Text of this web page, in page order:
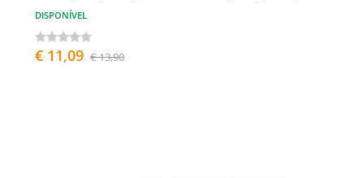
DISPONÍVEL
€ 11,09 € 13,90